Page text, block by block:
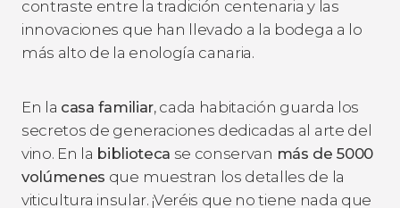
contraste entre la tradición centenaria y las
innovaciones que han llevado a la bodega a lo
más alto de la enología canaria.
En la casa familiar, cada habitación guarda los
secretos de generaciones dedicadas al arte del
vino. En la biblioteca se conservan más de 5000
volúmenes que muestran los detalles de la
viticultura insular. ¡Veréis que no tiene nada que